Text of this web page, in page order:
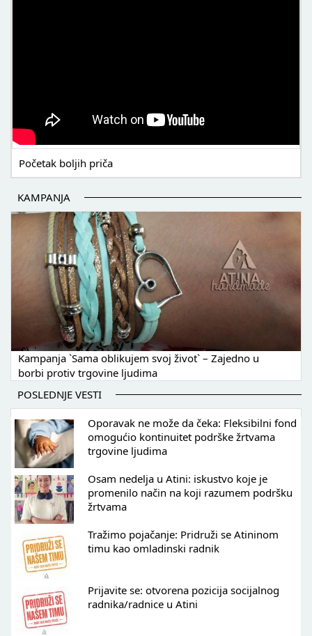
Početak boljih priča
KAMPANJA
Kampanja `Sama oblikujem svoj život` – Zajedno u
borbi protiv trgovine ljudima
POSLEDNJE VESTI
Oporavak ne može da čeka: Fleksibilni fond
omogućio kontinuitet podrške žrtvama
trgovine ljudima
Osam nedelja u Atini: iskustvo koje je
promenilo način na koji razumem podršku
žrtvama
Tražimo pojačanje: Pridruži se Atininom
timu kao omladinski radnik
Prijavite se: otvorena pozicija socijalnog
radnika/radnice u Atini